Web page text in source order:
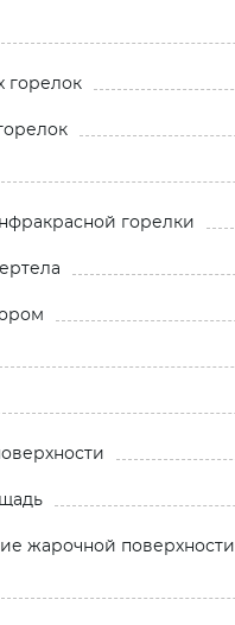
горелок
горелки
жарочной поверхности